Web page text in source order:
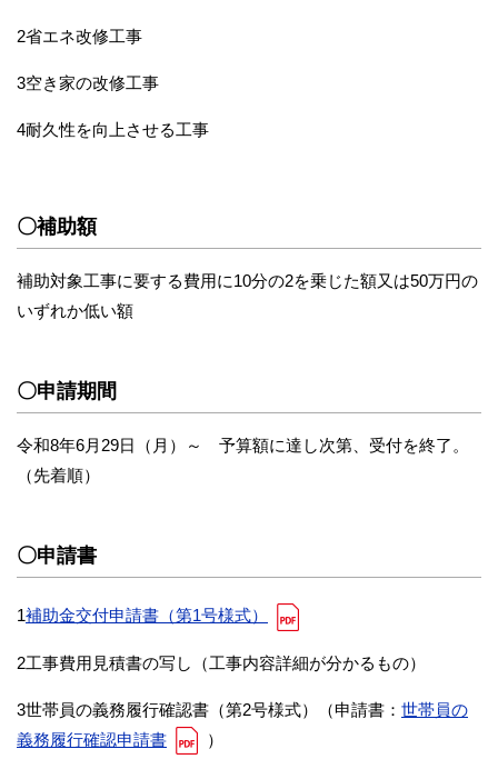
2省エネ改修工事
3空き家の改修工事
4耐久性を向上させる工事
〇補助額
補助対象工事に要する費用に10分の2を乗じた額又は50万円の
いずれか低い額
〇申請期間
令和8年6月29日（月）～ 予算額に達し次第、受付を終了。
（先着順）
〇申請書
1補助金交付申請書（第1号様式）
2工事費用見積書の写し（工事内容詳細が分かるもの）
3世帯員の義務履行確認書（第2号様式）（申請書： 世帯員の
義務履行確認申請書
）